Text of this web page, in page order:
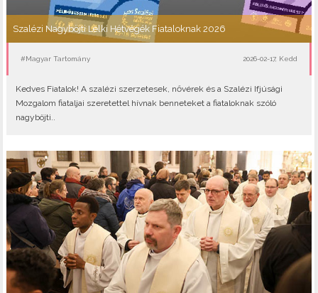
Szalézi Nagyböjti Lelki Hétvégék Fiataloknak 2026
#Magyar Tartomány 2026-02-17, Kedd
Kedves Fiatalok! A szalézi szerzetesek, nővérek és a Szalézi Ifjúsági
Mozgalom fiataljai szeretettel hívnak benneteket a fiataloknak szóló
nagyböjti..